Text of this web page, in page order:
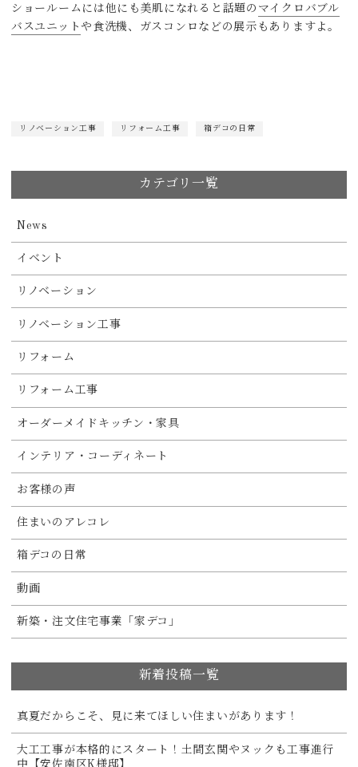
ショールームには他にも美肌になれると話題の マイクロバブル
バスユニットや食洗機、ガスコンロなどの展示もありますよ。
リノベーション工事 リフォーム工事 箱デコの日常
カテゴリ一覧
News
イベント
リノベーション
リノベーション工事
リフォーム
リフォーム工事
オーダーメイドキッチン・家具
インテリア・コーディネート
お客様の声
住まいのアレコレ
箱デコの日常
動画
新築・注文住宅事業「家デコ」
新着投稿一覧
真夏だからこそ、見に来てほしい住まいがあります！
大工工事が本格的にスタート！土間玄関やヌックも工事進行
中【安佐南区K様邸】